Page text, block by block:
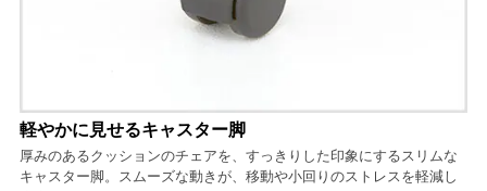
軽やかに見せるキャスター脚
厚みのあるクッションのチェアを、すっきりした印象にするスリムな
キャスター脚。スムーズな動きが、移動や小回りのストレスを軽減し